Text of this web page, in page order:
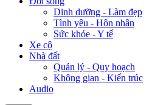
Dinh dưỡng - Làm đẹp
Tình yêu - Hôn nhân
Sức khỏe - Y tế
Xe cộ
Nhà đất
Quản lý - Quy hoạch
Không gian - Kiến trúc
Audio